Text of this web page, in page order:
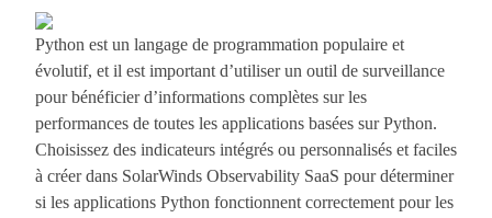
Python est un langage de programmation populaire et
évolutif, et il est important d’utiliser un outil de surveillance
pour bénéficier d’informations complètes sur les
performances de toutes les applications basées sur Python.
Choisissez des indicateurs intégrés ou personnalisés et faciles
à créer dans SolarWinds Observability SaaS pour déterminer
si les applications Python fonctionnent correctement pour les